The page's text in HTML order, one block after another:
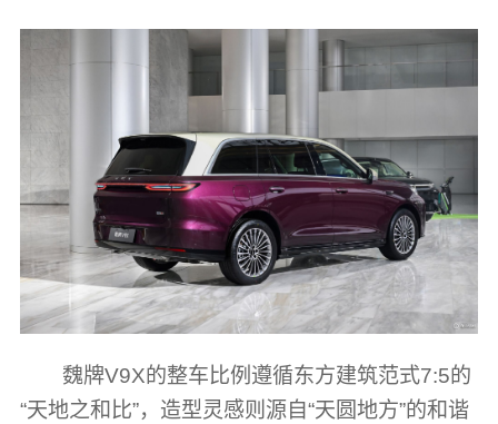
魏牌V9X的整车比例遵循东方建筑范式7:5的
“天地之和比”，造型灵感则源自“天圆地方”的和谐